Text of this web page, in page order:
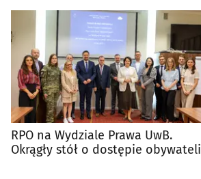
RPO na Wydziale Prawa UwB.
Okrągły stół o dostępie obywateli